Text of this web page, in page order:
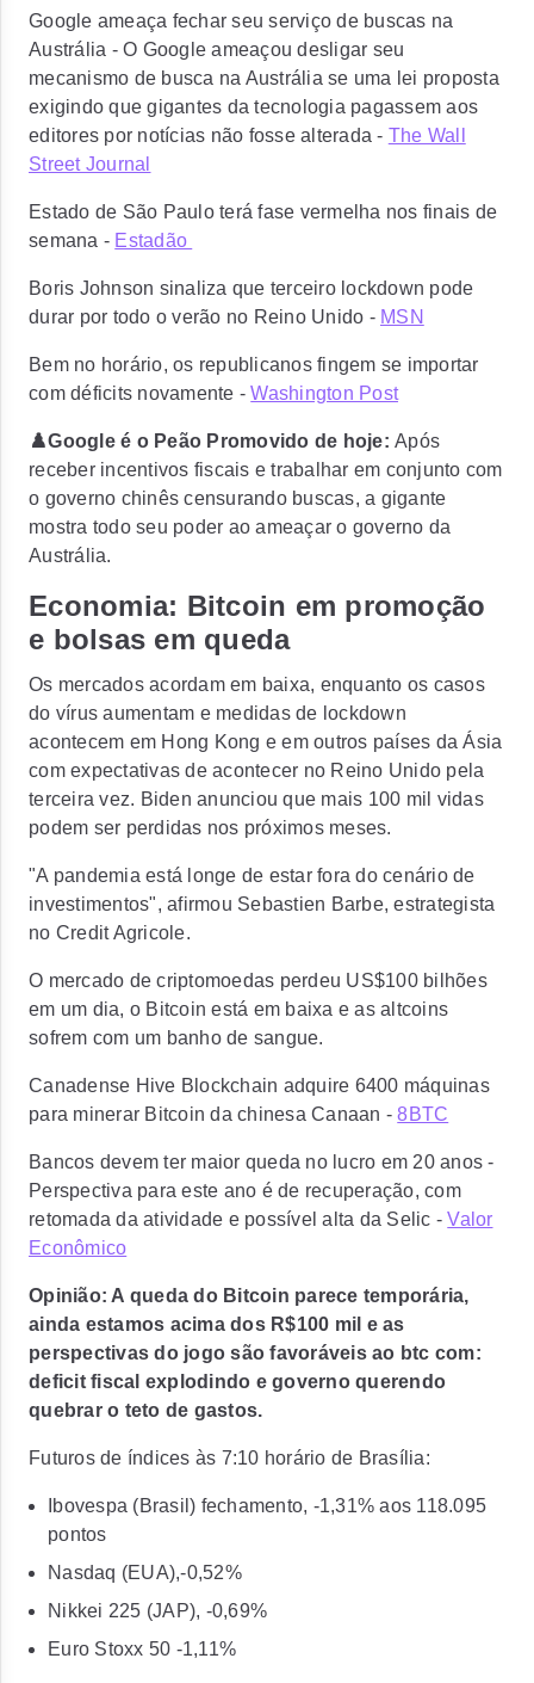
Google ameaça fechar seu serviço de buscas na
Austrália - O Google ameaçou desligar seu
mecanismo de busca na Austrália se uma lei proposta
exigindo que gigantes da tecnologia pagassem aos
editores por notícias não fosse alterada - The Wall
Street Journal
Estado de São Paulo terá fase vermelha nos finais de
semana - Estadão
Boris Johnson sinaliza que terceiro lockdown pode
durar por todo o verão no Reino Unido - MSN
Bem no horário, os republicanos fingem se importar
com déficits novamente -Washington Post
♟️Google é o Peão Promovido de hoje: Após
receber incentivos fiscais e trabalhar em conjunto com
o governo chinês censurando buscas, a gigante
mostra todo seu poder ao ameaçar o governo da
Austrália.
Economia: Bitcoin em promoção
e bolsas em queda
Os mercados acordam em baixa, enquanto os casos
do vírus aumentam e medidas de lockdown
acontecem em Hong Kong e em outros países da Ásia
com expectativas de acontecer no Reino Unido pela
terceira vez. Biden anunciou que mais 100 mil vidas
podem ser perdidas nos próximos meses.
"A pandemia está longe de estar fora do cenário de
investimentos", afirmou Sebastien Barbe, estrategista
no Credit Agricole.
O mercado de criptomoedas perdeu US$100 bilhões
em um dia, o Bitcoin está em baixa e as altcoins
sofrem com um banho de sangue.
Canadense Hive Blockchain adquire 6400 máquinas
para minerar Bitcoin da chinesa Canaan -8BTC
Bancos devem ter maior queda no lucro em 20 anos -
Perspectiva para este ano é de recuperação, com
retomada da atividade e possível alta da Selic -Valor
Econômico
Opinião: A queda do Bitcoin parece temporária,
ainda estamos acima dos R$100 mil e as
perspectivas do jogo são favoráveis ao btc com:
deficit fiscal explodindo e governo querendo
quebrar o teto de gastos.
Futuros de índices às 7:10 horário de Brasília:
Ibovespa (Brasil) fechamento, -1,31% aos 118.095
pontos
Nasdaq (EUA),-0,52%
Nikkei 225 (JAP), -0,69%
Euro Stoxx 50 -1,11%